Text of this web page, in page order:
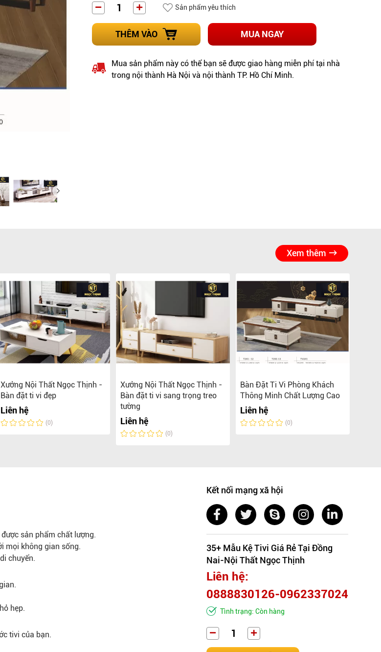
Sản phẩm yêu thích
THÊM VÀO MUA NGAY
Mua sản phẩm này có thể bạn sẽ được giao hàng miễn phí tại nhà
trong nội thành Hà Nội và nội thành TP. Hồ Chí Minh.
Xem thêm
Xưởng Nội Thất Ngọc Thịnh -
Bàn đặt ti vi đẹp
Liên hệ
(0)
Xưởng Nội Thất Ngọc Thịnh -
Bàn đặt ti vi sang trọng treo
tường
Liên hệ
(0)
Bàn Đặt Ti Vi Phòng Khách
Thông Minh Chất Lượng Cao
Liên hệ
(0)
sản phẩm chất lượng.
mọi không gian sống.
chuyển.
hẹp.
tivi của bạn.
Kết nối mạng xã hội
35+ Mẫu Kệ Tivi Giá Rẻ Tại Đồng
Nai-Nội Thất Ngọc Thịnh
Liên hệ:
0888830126-0962337024
Tình trạng: Còn hàng